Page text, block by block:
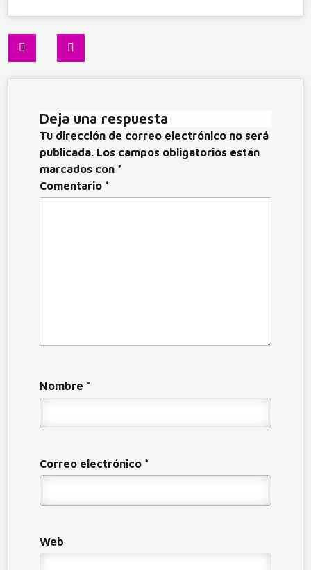
c
k
st
o
d
ai m
Navegación
Deja una respuesta
Tu dirección de correo electrónico no será
publicada. Los campos obligatorios están
marcados con *
Comentario *
Nombre *
Correo electrónico *
Web